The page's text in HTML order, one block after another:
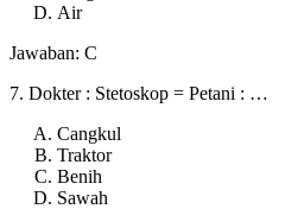
Air
Jawaban: C
7. Dokter : Stetoskop = Petani : …
Cangkul
Traktor
Benih
Sawah